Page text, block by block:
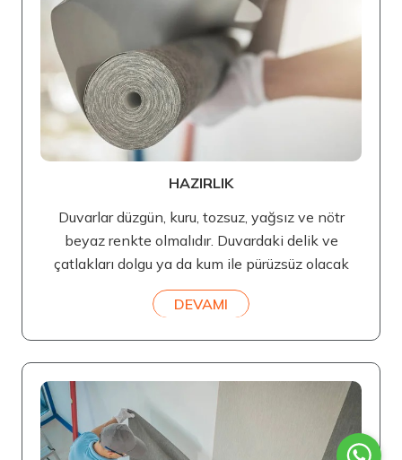
HAZIRLIK
Duvarlar düzgün, kuru, tozsuz, yağsız ve nötr
beyaz renkte olmalıdır. Duvardaki delik ve
çatlakları dolgu ya da kum ile pürüzsüz olacak
DEVAMI